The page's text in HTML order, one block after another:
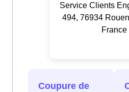
Service Clients
494, 76934
France
Coupure de